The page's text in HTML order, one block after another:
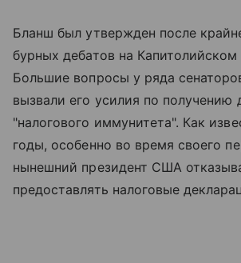
Бланш был утвержден после
бурных дебатов на
Большие вопросы у ряда
вызвали его усилия по получению
"налогового иммунитета". Как
годы, особенно во время своего
нынешний президент США
предоставлять налоговые